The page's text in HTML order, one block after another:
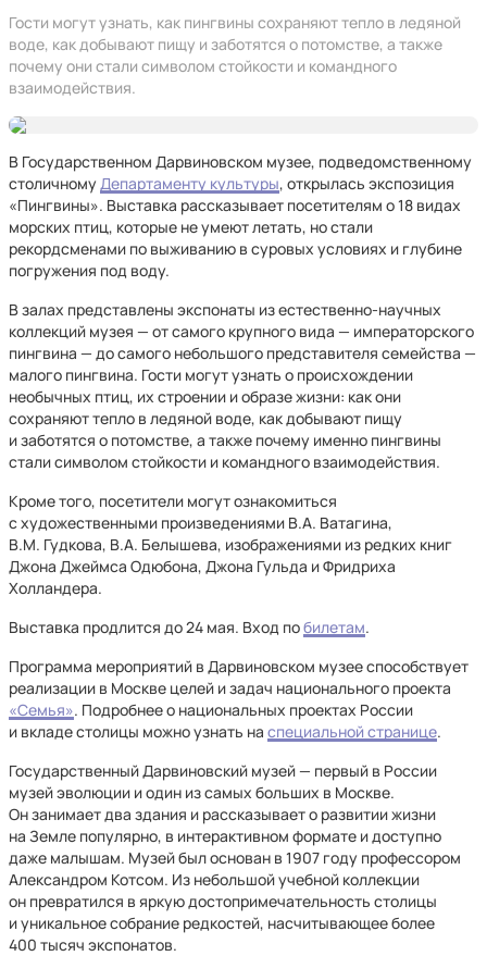
Гости могут узнать, как пингвины сохраняют тепло в ледяной
воде, как добывают пищу и заботятся о потомстве, а также
почему они стали символом стойкости и командного
взаимодействия.
В Государственном Дарвиновском музее, подведомственному
столичномуДепартаменту культуры, открылась экспозиция
«Пингвины». Выставка рассказывает посетителям о 18 видах
морских птиц, которые не умеют летать, но стали
рекордсменами по выживанию в суровых условиях и глубине
погружения под воду.
В залах представлены экспонаты из естественно-научных
коллекций музея — от самого крупного вида — императорского
пингвина — до самого небольшого представителя семейства —
малого пингвина. Гости могут узнать о происхождении
необычных птиц, их строении и образе жизни: как они
сохраняют тепло в ледяной воде, как добывают пищу
и заботятся о потомстве, а также почему именно пингвины
стали символом стойкости и командного взаимодействия.
Кроме того, посетители могут ознакомиться
с художественными произведениями В.А. Ватагина,
В.М. Гудкова, В.А. Белышева, изображениями из редких книг
Джона Джеймса Одюбона, Джона Гульда и Фридриха
Холландера.
Выставка продлится до 24 мая. Вход побилетам.
Программа мероприятий в Дарвиновском музее способствует
реализации в Москве целей и задач национального проекта
«Семья». Подробнее о национальных проектах России
и вкладе столицы можно узнать на специальной странице.
Государственный Дарвиновский музей — первый в России
музей эволюции и один из самых больших в Москве.
Он занимает два здания и рассказывает о развитии жизни
на Земле популярно, в интерактивном формате и доступно
даже малышам. Музей был основан в 1907 году профессором
Александром Котсом. Из небольшой учебной коллекции
он превратился в яркую достопримечательность столицы
и уникальное собрание редкостей, насчитывающее более
400 тысяч экспонатов.